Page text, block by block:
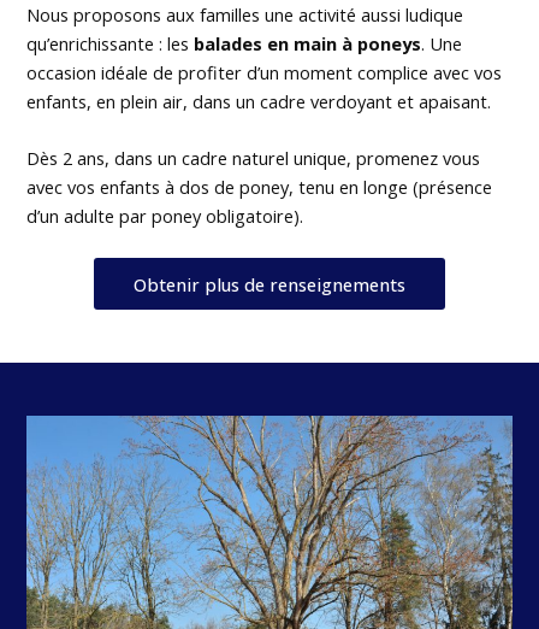
Nous proposons aux familles une activité aussi ludique
qu’enrichissante : les balades en main à poneys. Une
occasion idéale de profiter d’un moment complice avec vos
enfants, en plein air, dans un cadre verdoyant et apaisant.
Dès 2 ans, dans un cadre naturel unique, promenez vous
avec vos enfants à dos de poney, tenu en longe (présence
d’un adulte par poney obligatoire).
Obtenir plus de renseignements